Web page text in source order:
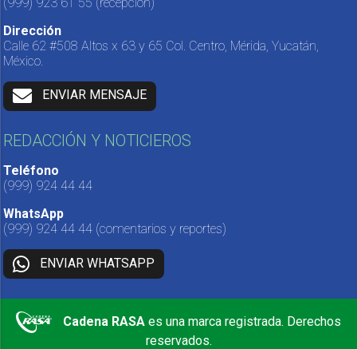
Dirección
Calle 62 #508 Altos x 63 y 65 Col. Centro, Mérida, Yucatán,
México.
ENVIAR MENSAJE
REDACCIÓN Y NOTICIEROS
Teléfono
(999) 924 44 44
WhatsApp
(999) 924 44 44 (comentarios y reportes)
ENVIAR WHATSAPP
Cadena RASA es una marca registrada. Derechos
reservados.